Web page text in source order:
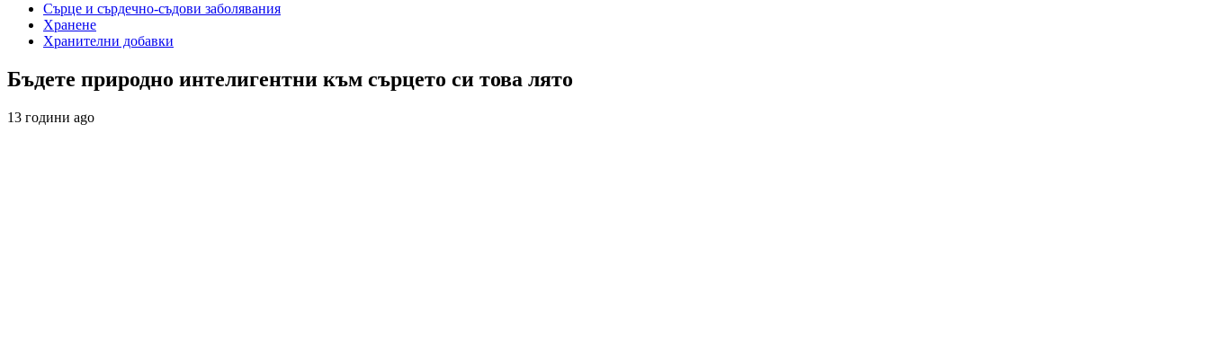
Сърце и сърдечно-съдови заболявания
Хранене
Хранителни добавки
Бъдете природно интелигентни към сърцето си това лято
13 години ago